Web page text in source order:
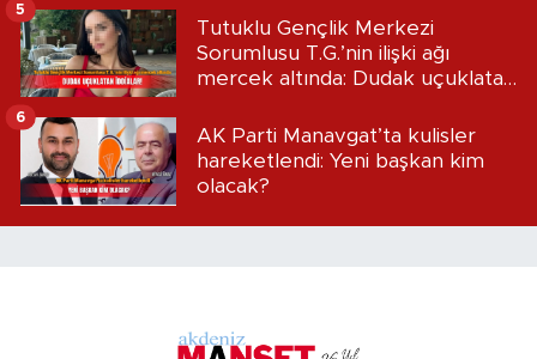
Tutuklu Gençlik Merkezi
Sorumlusu T.G.’nin ilişki ağı
mercek altında: Dudak uçuklatan
5
AK Parti Manavgat’ta kulisler
hareketlendi: Yeni başkan kim
olacak?
6